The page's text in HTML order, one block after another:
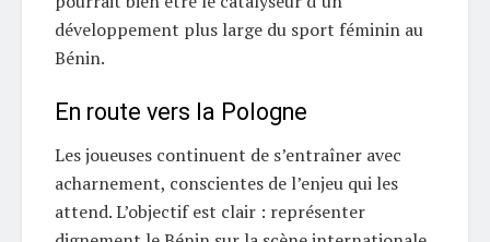
développement plus large du sport féminin au
Bénin.
En route vers la Pologne
Les joueuses continuent de s’entraîner avec
acharnement, conscientes de l’enjeu qui les
attend. L’objectif est clair : représenter